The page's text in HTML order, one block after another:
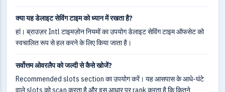
क्या यह डेलाइट सेविंग टाइम को ध्यान में रखता है?
हां। ब्राउज़र Intl टाइमज़ोन नियमों का उपयोग डेलाइट सेविंग टाइम ऑफसेट को
स्वचालित रूप से हल करने के लिए किया जाता है।
सर्वोत्तम ओवरलैप को जल्दी से कैसे खोजें?
Recommended slots section का उपयोग करें। यह आसपास के आधे-घंटे
वाले slots को scan करता है और इस आधार पर rank करता है कि कितने